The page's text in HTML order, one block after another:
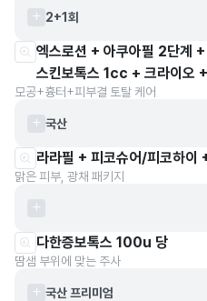
2+1회
엑스로션 + 아쿠아필 2단계
스킨보톡스 1cc + 크라이오
모공+흉터+피부결 토탈 케어
국산
라라필 + 피코슈어/피코하이
맑은 피부, 광채 패키지
다한증보톡스 100u 당
땀샘 부위에 맞는 주사
국산 프리미엄